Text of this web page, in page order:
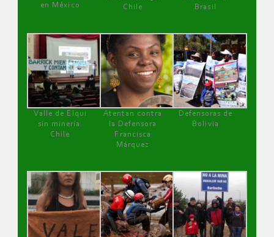
en México
Chile
Brasil
Valle de Elqui
sin minería.
Chile
Atentan contra
la Defensora
Francisca
Márquez
Defensoras de
Bolivia